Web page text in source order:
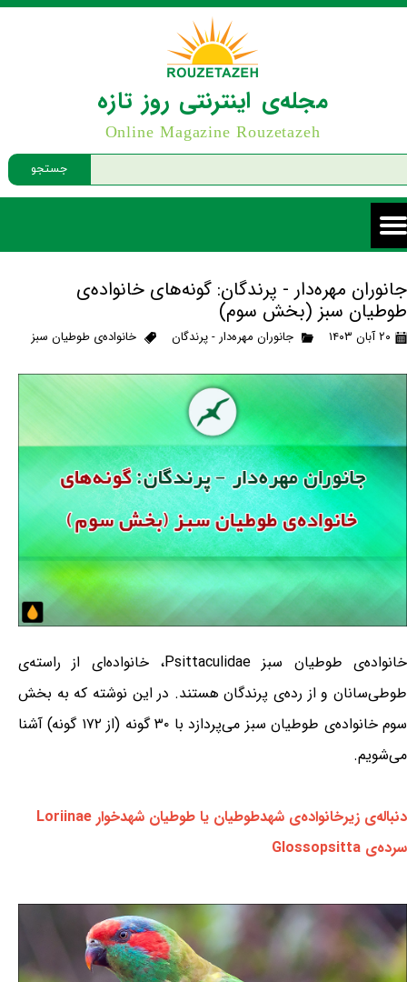
جستجو
مجله‌ی اینترنتی روز تازه
Online Magazine Rouzetazeh
جانوران مهره‌دار - پرندگان: گونه‌های خانواده‌ی
طوطیان سبز (بخش سوم)
۲۰ آبان ۱۴۰۳ جانوران مهره‌دار - پرندگان خانواده‌ی طوطیان سبز
خانواده‌ی طوطیان سبز Psittaculidae، خانواده‌ای از راسته‌ی
طوطی‌سانان و از رده‌ی پرندگان هستند. در این نوشته که به بخش
سوم خانواده‌ی طوطیان سبز می‌پردازد با ۳۰ گونه (از ۱۷۲ گونه) آشنا
می‌شویم.
دنباله‌ی زیرخانواده‌ی شهدطوطیان یا طوطیان شهدخوار Loriinae
سرده‌ی Glossopsitta